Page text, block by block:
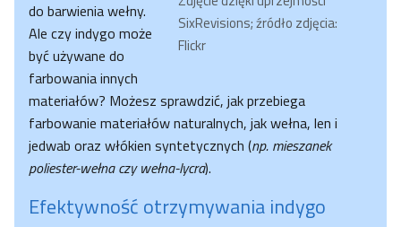
SixRevisions; źródło zdjęcia:
Flickr
do barwienia wełny.
Ale czy indygo może
być używane do
farbowania innych
materiałów? Możesz sprawdzić, jak przebiega
farbowanie materiałów naturalnych, jak wełna, len i
jedwab oraz włókien syntetycznych (np. mieszanek
poliester-wełna czy wełna-lycra).
Efektywność otrzymywania indygo